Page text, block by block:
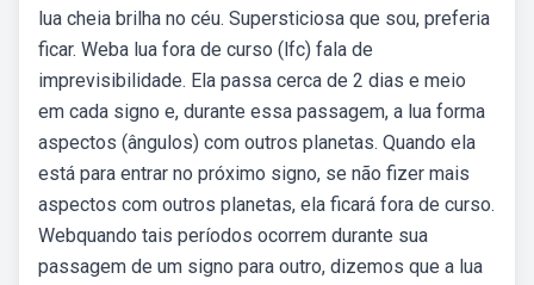
lua cheia brilha no céu. Supersticiosa que sou, preferia
ficar. Weba lua fora de curso (lfc) fala de
imprevisibilidade. Ela passa cerca de 2 dias e meio
em cada signo e, durante essa passagem, a lua forma
aspectos (ângulos) com outros planetas. Quando ela
está para entrar no próximo signo, se não fizer mais
aspectos com outros planetas, ela ficará fora de curso.
Webquando tais períodos ocorrem durante sua
passagem de um signo para outro, dizemos que a lua